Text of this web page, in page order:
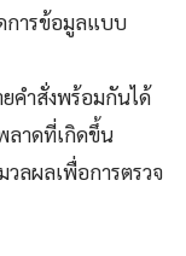
การข้อมูลแบบ
คำสั่งพร้อมกันได้
ลาดที่เกิดขึ้น
ลผลเพื่อการตรวจ